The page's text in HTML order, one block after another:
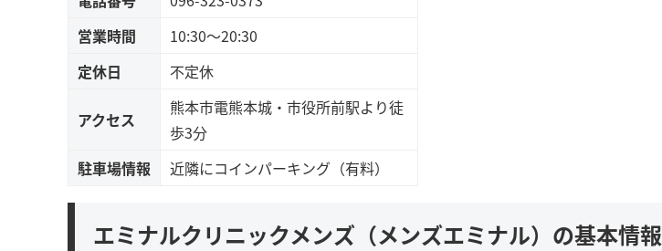
営業時間
10:30～20:30
定休日
不定休
アクセス
熊本市電熊本城・市役所前駅より徒
歩3分
駐車場情報
近隣にコインパーキング（有料）
エミナルクリニックメンズ（メンズエミナル）の基本情報